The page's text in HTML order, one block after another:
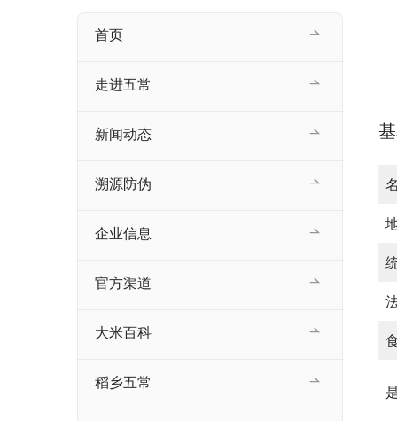
首页
走进五常
新闻动态
溯源防伪
企业信息
官方渠道
大米百科
稻乡五常